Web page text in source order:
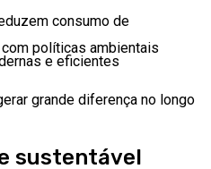
consumo de
políticas ambientais
e eficientes
grande diferença no longo
sustentável